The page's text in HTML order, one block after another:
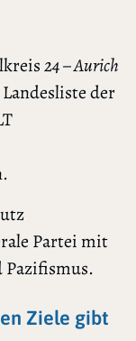
24 – Aurich
der
Partei mit
Pazifismus.
Ziele gibt